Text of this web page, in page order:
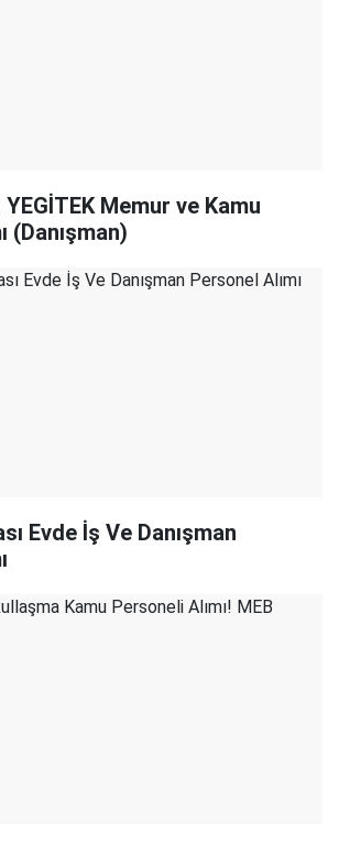
YEGİTEK Memur ve Kamu
(Danışman)
Evde İş Ve Danışman